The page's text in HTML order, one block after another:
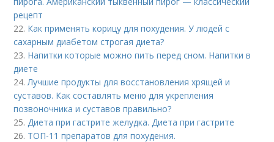
рецепт
22. Как применять корицу для похудения. У людей с
сахарным диабетом строгая диета?
23. Напитки которые можно пить перед сном. Напитки в
диете
24.Лучшие продукты для восстановления хрящей и
суставов. Как составлять меню для укрепления
позвоночника и суставов правильно?
25.Диета при гастрите желудка. Диета при гастрите
26. ТОП-11 препаратов для похудения.